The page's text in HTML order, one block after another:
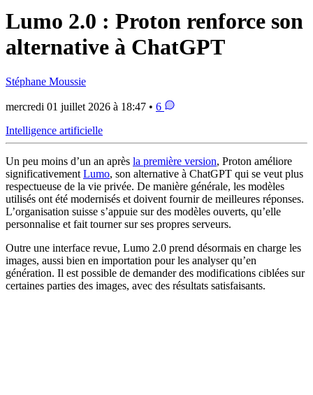
Lumo 2.0 : Proton renforce son
alternative à ChatGPT
Stéphane Moussie
mercredi 01 juillet 2026 à 18:47 • 6
Intelligence artificielle
Un peu moins d’un an après la première version, Proton améliore
significativement Lumo, son alternative à ChatGPT qui se veut plus
respectueuse de la vie privée. De manière générale, les modèles
utilisés ont été modernisés et doivent fournir de meilleures réponses.
L’organisation suisse s’appuie sur des modèles ouverts, qu’elle
personnalise et fait tourner sur ses propres serveurs.
Outre une interface revue, Lumo 2.0 prend désormais en charge les
images, aussi bien en importation pour les analyser qu’en
génération. Il est possible de demander des modifications ciblées sur
certaines parties des images, avec des résultats satisfaisants.